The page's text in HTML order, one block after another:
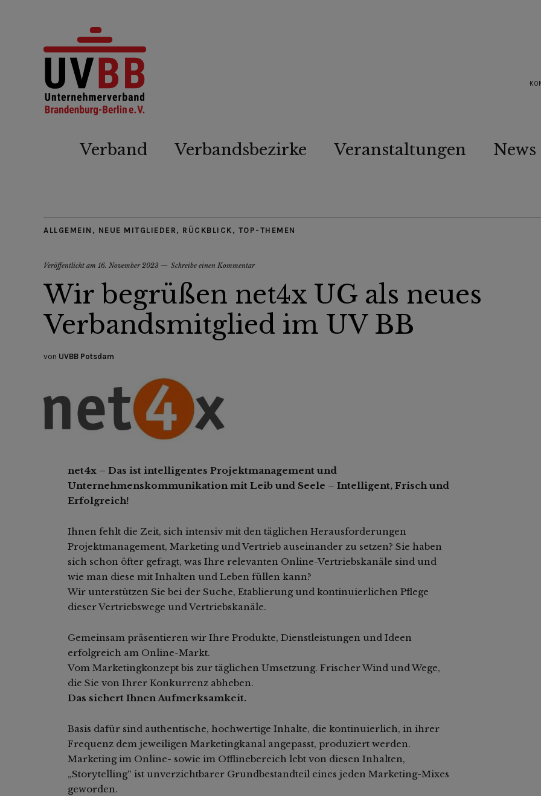
Verband Verbandsbezirke Veranstaltungen News
ALLGEMEIN , NEUE MITGLIEDER , RÜCKBLICK , TOP-THEMEN
Veröffentlicht am 16. November 2023 Schreibe einen Kommentar
Wir begrüßen net4x UG als neues
Verbandsmitglied im UV BB
von UVBB Potsdam
net4x – Das ist intelligentes Projektmanagement und
Unternehmenskommunikation mit Leib und Seele – Intelligent, Frisch und
Erfolgreich!
Ihnen fehlt die Zeit, sich intensiv mit den täglichen Herausforderungen
Projektmanagement, Marketing und Vertrieb auseinander zu setzen? Sie haben
sich schon öfter gefragt, was Ihre relevanten Online-Vertriebskanäle sind und
wie man diese mit Inhalten und Leben füllen kann?
Wir unterstützen Sie bei der Suche, Etablierung und kontinuierlichen Pflege
dieser Vertriebswege und Vertriebskanäle.
Gemeinsam präsentieren wir Ihre Produkte, Dienstleistungen und Ideen
erfolgreich am Online-Markt.
Vom Marketingkonzept bis zur täglichen Umsetzung. Frischer Wind und Wege,
die Sie von Ihrer Konkurrenz abheben.
Das sichert Ihnen Aufmerksamkeit.
Basis dafür sind authentische, hochwertige Inhalte, die kontinuierlich, in ihrer
Frequenz dem jeweiligen Marketingkanal angepasst, produziert werden.
Marketing im Online- sowie im Offlinebereich lebt von diesen Inhalten,
„Storytelling“ ist unverzichtbarer Grundbestandteil eines jeden Marketing-Mixes
geworden.